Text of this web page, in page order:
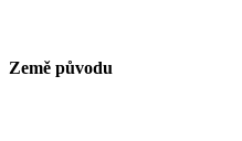
Země původu